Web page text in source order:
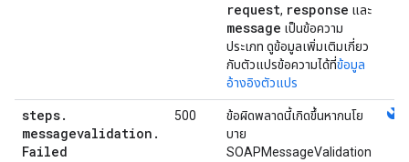
request, response และ
message เป็นข้อความ
ประเภท ดูข้อมูลเพิ่มเติมเกี่ยว
กับตัวแปรข้อความได้ที่ข้อมูล
อ้างอิงตัวแปร
steps.
messagevalidation .
Failed
500
ข้อผิดพลาดนี้เกิดขึ้นหากนโย
บาย
SOAPMessageValidation
build